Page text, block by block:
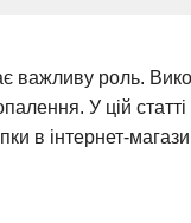
важливу роль.
У цій
в інтернет-